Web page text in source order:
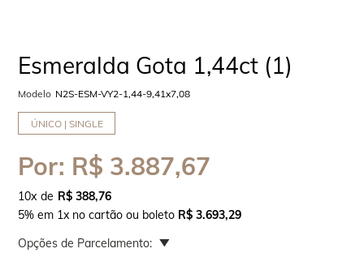
Esmeralda Gota 1,44ct (1)
Modelo N2S-ESM-VY2-1,44-9,41x7,08
ÚNICO | SINGLE
Por: R$ 3.887,67
10x
R$ 388,76
5% em 1x no cartão ou boleto R$ 3.693,29
Opções de Parcelamento: